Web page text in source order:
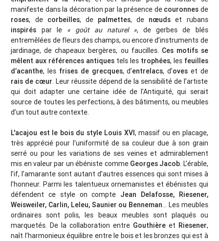
manifeste dans la décoration par la présence de couronnes de
roses, de corbeilles, de palmettes, de nœuds et rubans
inspirés par le « goût au naturel », de gerbes de blés
entremêlées de fleurs des champs, ou encore d’instruments de
jardinage, de chapeaux bergères, ou faucilles. Ces motifs se
mêlent aux références antiques tels les trophées, lesfeuilles
d’acanthe, les frises de grecques, d’entrelacs, d’oves et de
rais de cœur. Leur réussite dépend de la sensibilité de l’artiste
qui doit adapter une certaine idée de l’Antiquité, qui serait
source de toutes les perfections, à des bâtiments, ou meubles
d’un tout autre contexte.
L'acajou est le bois du style Louis XVI, massif ou en placage,
très apprécié pour l'uniformité de sa couleur due à son grain
serré ou pour les variations de ses veines et admirablement
mis en valeur par un ébéniste comme Georges Jacob. L’érable,
l’if, l’amarante sont autant d’autres essences qui sont mises à
l’honneur. Parmi les talentueux ornemanistes et ébénistes qui
défendent ce style on compte Jean Delafosse, Riesener,
Weisweiler, Carlin, Leleu, Saunier ou Benneman… Les meubles
ordinaires sont polis, les beaux meubles sont plaqués ou
marquetés. De la collaboration entre Gouthièreet Riesener,
naît l’harmonieux équilibre entre le bois et les bronzes qui est à